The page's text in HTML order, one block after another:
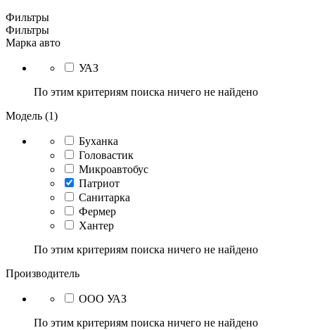
Фильтры
Фильтры
Марка авто
УАЗ
По этим критериям поиска ничего не найдено
Модель (1)
Буханка
Головастик
Микроавтобус
Патриот
Санитарка
Фермер
Хантер
По этим критериям поиска ничего не найдено
Производитель
ООО УАЗ
По этим критериям поиска ничего не найдено